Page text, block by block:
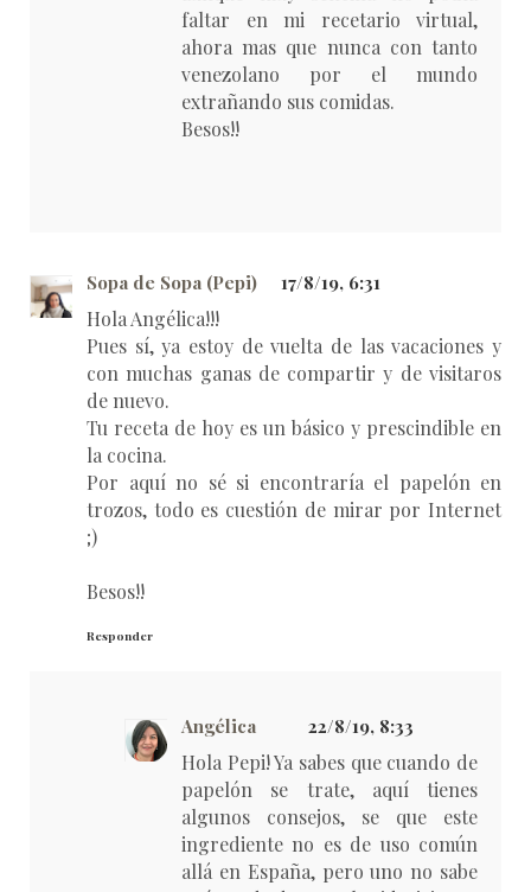
faltar en mi recetario virtual,
ahora mas que nunca con tanto
venezolano por el mundo
extrañando sus comidas.
Besos!!
Sopa de Sopa (Pepi) 17/8/19, 6:31
Hola Angélica!!!
Pues sí, ya estoy de vuelta de las vacaciones y
con muchas ganas de compartir y de visitaros
de nuevo.
Tu receta de hoy es un básico y prescindible en
la cocina.
Por aquí no sé si encontraría el papelón en
trozos, todo es cuestión de mirar por Internet
;)
Besos!!
Responder
Angélica 22/8/19, 8:33
Hola Pepi! Ya sabes que cuando de
papelón se trate, aquí tienes
algunos consejos, se que este
ingrediente no es de uso común
allá en España, pero uno no sabe